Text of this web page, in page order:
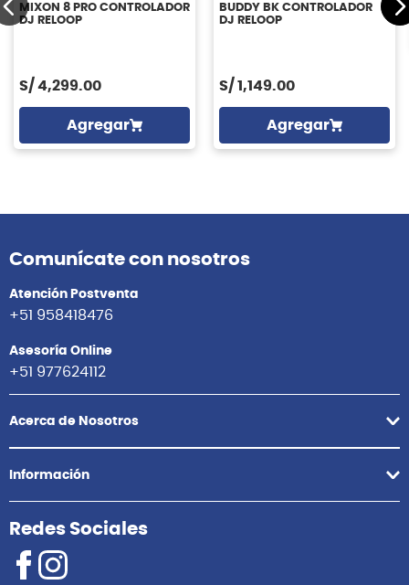
MIXON 8 PRO CONTROLADOR
DJ RELOOP
S/ 4,299.00
Agregar
BUDDY BK CONTROLADOR
DJ RELOOP
S/ 1,149.00
Agregar
Comunícate con nosotros
Atención Postventa
+51 958418476
Asesoría Online
+51 977624112
Acerca de Nosotros
Información
Redes Sociales